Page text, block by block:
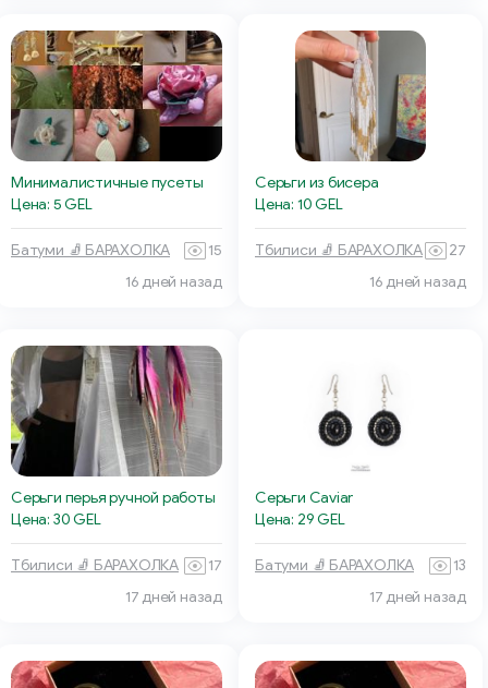
Минималистичные пусеты
Цена: 5 GEL
Батуми 🧦 БАРАХОЛКА
15
16 дней назад
Серьги из бисера
Цена: 10 GEL
Тбилиси 🧦 БАРАХОЛКА
27
16 дней назад
Серьги перья ручной работы
Цена: 30 GEL
Тбилиси 🧦 БАРАХОЛКА
17
17 дней назад
Серьги Caviar
Цена: 29 GEL
Батуми 🧦 БАРАХОЛКА
13
17 дней назад